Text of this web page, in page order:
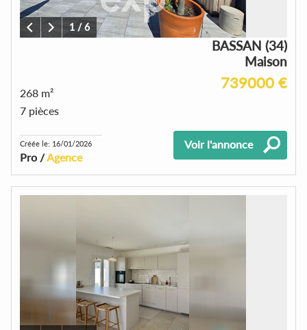
1/6
BASSAN (34)
Maison
739000 €
268 m²
7 pièces
Créée le: 16/01/2026
Pro /Agence
Voir l'annonce